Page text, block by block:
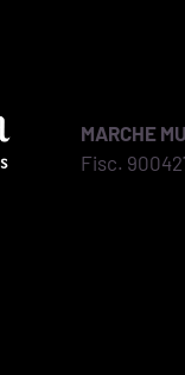
MARCHE
Fisc.